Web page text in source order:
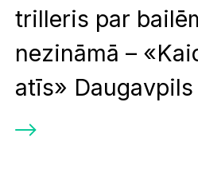
trilleris par
nezināmā –
atīs»